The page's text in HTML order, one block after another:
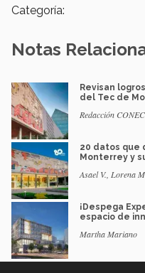
Categoría:
Notas
Revisan
del Tec de
Redacción
20 datos que
Monterrey y
Asael V., Lorena
¡Despega
espacio de
Martha Mariano